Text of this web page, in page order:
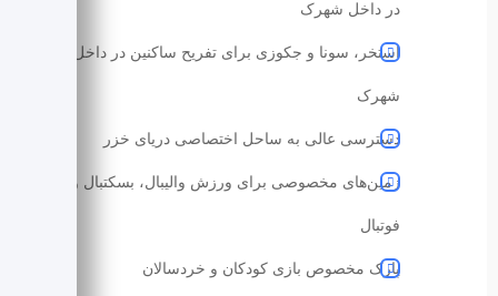
در داخل شهرک
استخر، سونا و جکوزی برای تفریح ساکنین در داخل
شهرک
دسترسی عالی به ساحل اختصاصی دریای خزر
زمین‌‌های مخصوصی برای ورزش والیبال، بسکتبال و
فوتبال
پارک مخصوص بازی کودکان و خردسالان